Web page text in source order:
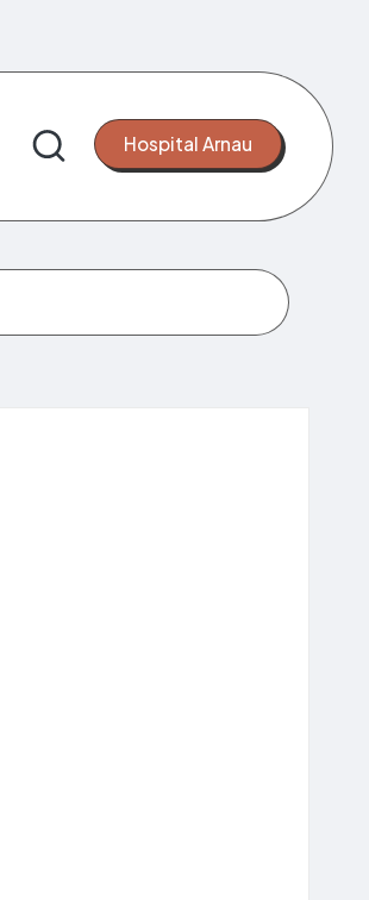
Hospital Arnau